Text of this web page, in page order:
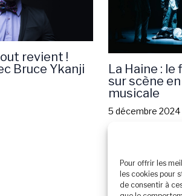
Pour offrir les
les cookies pour
de consentir à
revient !
Bruce Ykanji
La Haine :
sur scène
musicale
5 décembre 2024